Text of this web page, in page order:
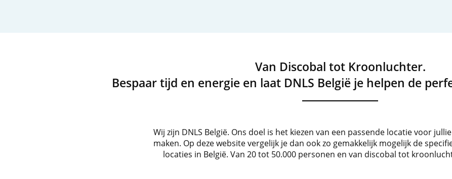
Van Discobal tot Kroonluchter.
Bespaar tijd en energie en laat DNLS België je helpen de
Wij zijn DNLS België. Ons doel is het kiezen van een passende locatie voor
maken. Op deze website vergelijk je dan ook zo gemakkelijk mogelijk de
locaties in België. Van 20 tot 50.000 personen en van discobal tot